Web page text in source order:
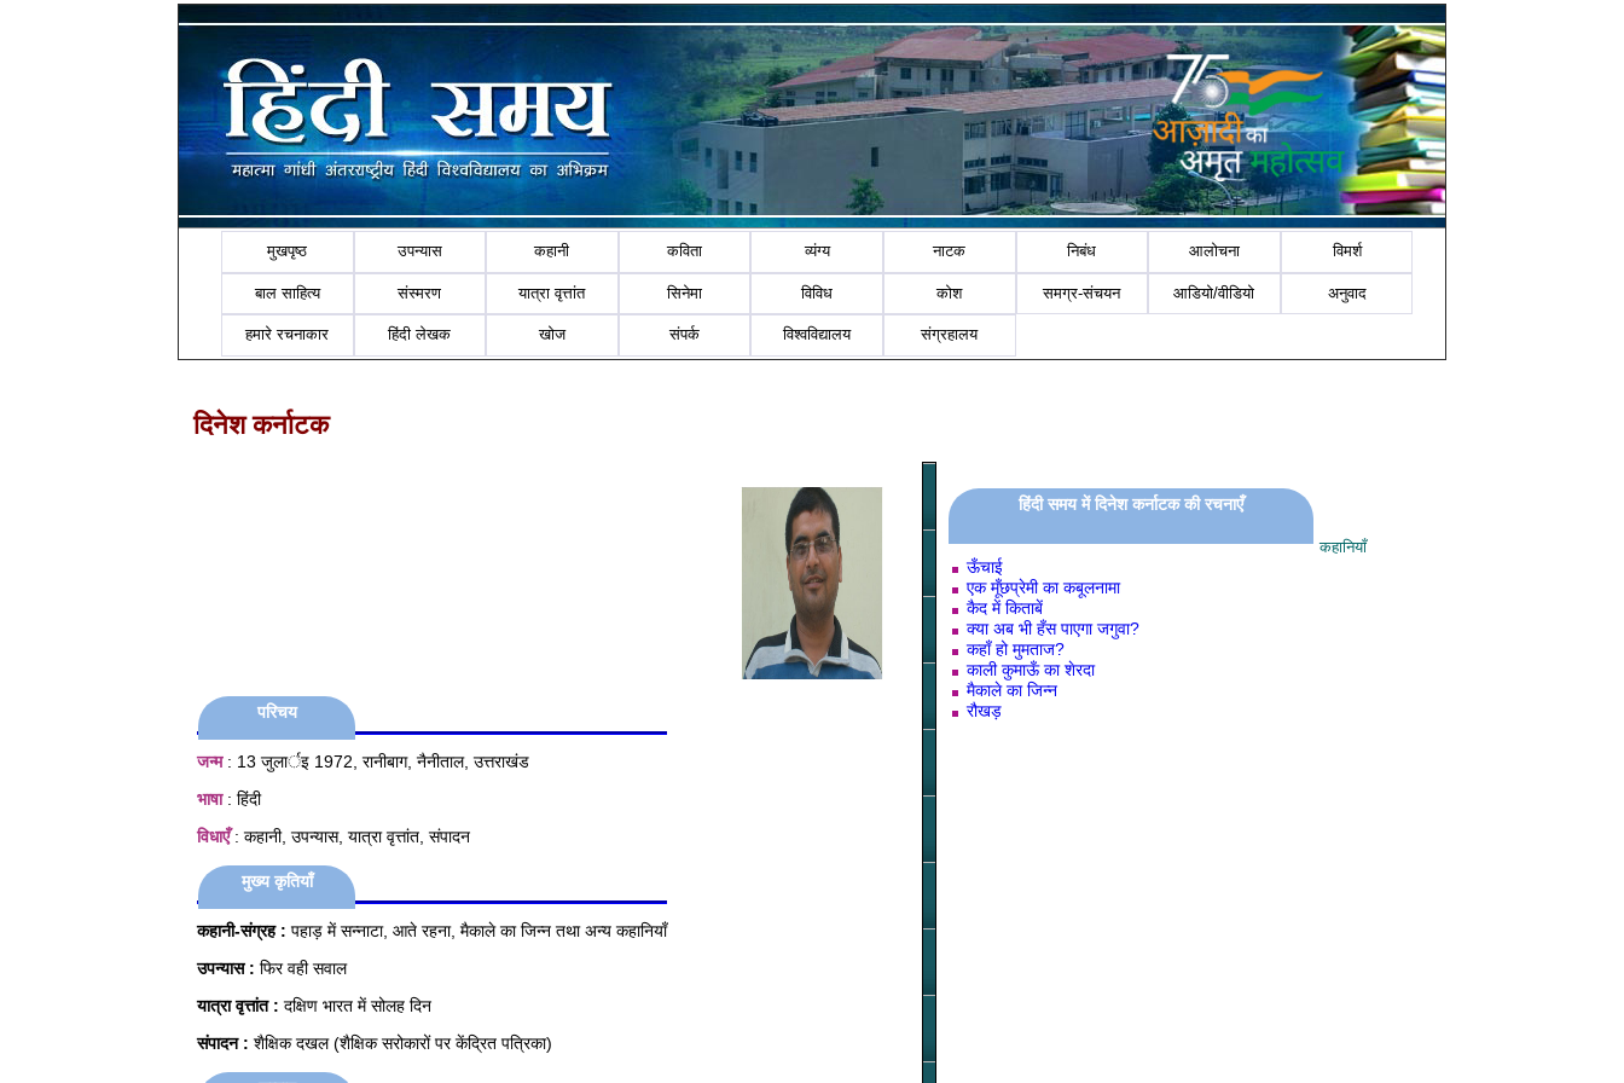
मुखपृष्ठ उपन्यास कहानी कविता व्यंग्य नाटक निबंध आलोचना विमर्श
बाल साहित्य संस्मरण यात्रा वृत्तांत सिनेमा विविध कोश समग्र-संचयन आडियो/वीडियो अनुवाद
हमारे रचनाकार हिंदी लेखक खोज संपर्क विश्वविद्यालय संग्रहालय
दिनेश कर्नाटक
परिचय
जन्म: 13 जुलार्इ 1972, रानीबाग, नैनीताल, उत्तराखंड
भाषा: हिंदी
विधाएँ: कहानी, उपन्यास, यात्रा वृत्तांत, संपादन
मुख्य कृतियाँ
कहानी-संग्रह : पहाड़ में सन्नाटा, आते रहना, मैकाले का जिन्न तथा अन्य कहानियाँ
उपन्यास : फिर वही सवाल
यात्रा वृत्तांत : दक्षिण भारत में सोलह दिन
संपादन : शैक्षिक दखल (शैक्षिक सरोकारों पर केंद्रित पत्रिका)
हिंदी समय में दिनेश कर्नाटक की रचनाएँ
कहानियाँ
ऊँचाई
एक मूँछप्रेमी का कबूलनामा
कैद में किताबें
क्या अब भी हँस पाएगा जगुवा?
कहाँ हो मुमताज?
काली कुमाऊँ का शेरदा
मैकाले का जिन्न
रौखड़